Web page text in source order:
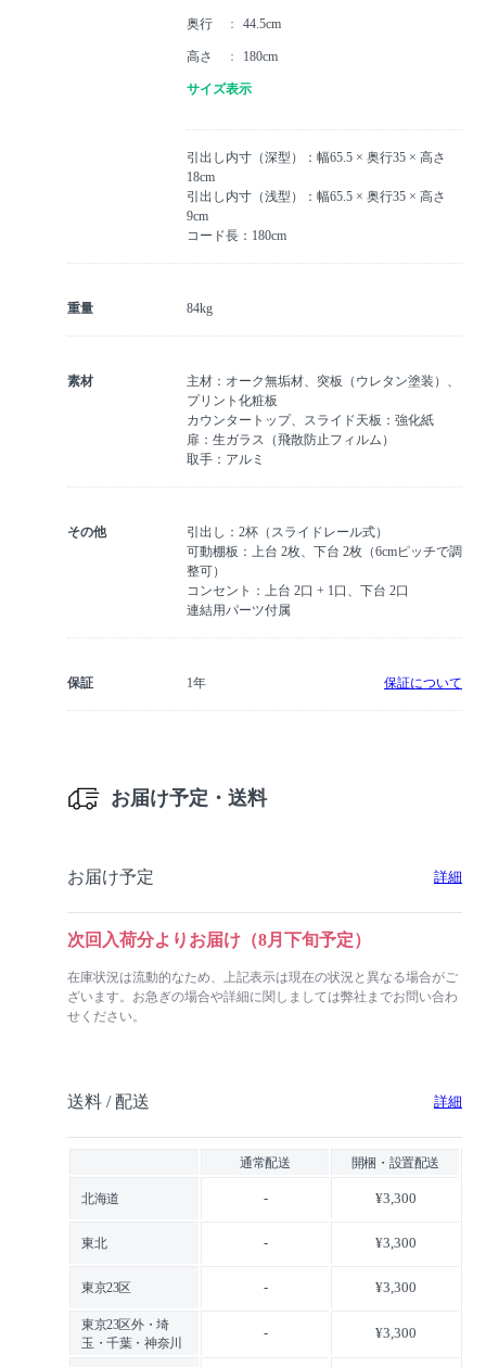
奥行 44.5cm
高さ 180cm
サイズ表示
引出し内寸（深型）：幅65.5 × 奥行35 × 高さ
18cm
引出し内寸（浅型）：幅65.5 × 奥行35 × 高さ
9cm
コード長：180cm
重量 84kg
素材
主材：オーク無垢材、突板（ウレタン塗装）、
プリント化粧板
カウンタートップ、スライド天板：強化紙
扉：生ガラス（飛散防止フィルム）
取手：アルミ
その他
引出し：2杯（スライドレール式）
可動棚板：上台 2枚、下台 2枚（6cmピッチで調
整可）
コンセント：上台 2口 + 1口、下台 2口
連結用パーツ付属
保証 1年 保証について
お届け予定・送料
お届け予定 詳細
次回入荷分よりお届け（8月下旬予定）
在庫状況は流動的なため、上記表示は現在の状況と異なる場合がご
ざいます。お急ぎの場合や詳細に関しましては弊社までお問い合わ
せください。
送料 / 配送 詳細
通常配送 開梱・設置配送
北海道 - ¥3,300
東北 - ¥3,300
東京23区 - ¥3,300
東京23区外・埼
玉・千葉・神奈川
- ¥3,300